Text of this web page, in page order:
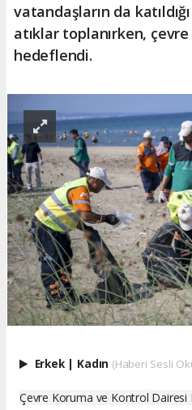
vatandaşların da
atıklar toplanırken,
hedeflendi.
Erkek Kadın (Haberi Sesli
Çevre Koruma ve Kontrol Dairesi